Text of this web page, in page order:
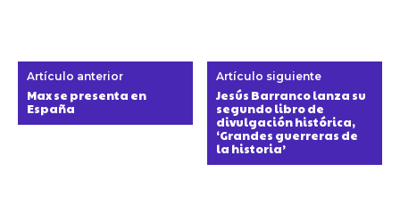
Artículo anterior
Max se presenta en
España
Artículo siguiente
Jesús Barranco lanza su
segundo libro de
divulgación histórica,
‘Grandes guerreras de
la historia’